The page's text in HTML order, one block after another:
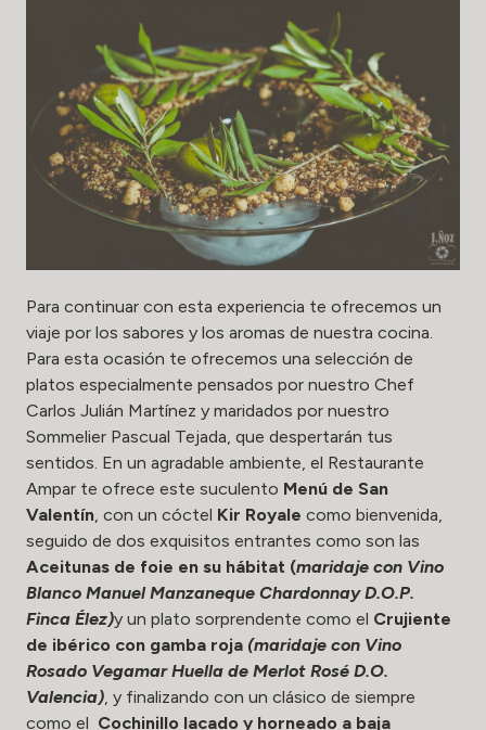
Para continuar con esta experiencia te ofrecemos un
viaje por los sabores y los aromas de nuestra cocina.
Para esta ocasión te ofrecemos una selección de
platos especialmente pensados por nuestro Chef
Carlos Julián Martínez y maridados por nuestro
Sommelier Pascual Tejada, que despertarán tus
sentidos. En un agradable ambiente, el Restaurante
Ampar te ofrece este suculento Menú de San
Valentín, con un cóctel Kir Royale como bienvenida,
seguido de dos exquisitos entrantes como son las
Aceitunas de foie en su hábitat (maridaje con Vino
Blanco Manuel Manzaneque Chardonnay D.O.P.
Finca Élez)y un plato sorprendente como el Crujiente
de ibérico con gamba roja (maridaje con Vino
Rosado Vegamar Huella de Merlot Rosé D.O.
Valencia), y finalizando con un clásico de siempre
como el Cochinillo lacado y horneado a baja